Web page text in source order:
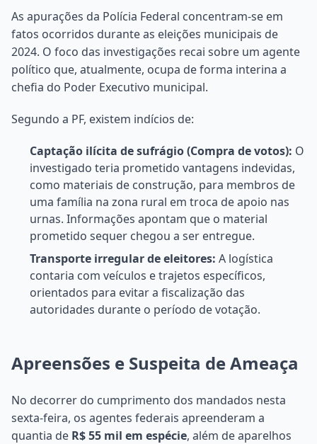
As apurações da Polícia Federal concentram-se em
fatos ocorridos durante as eleições municipais de
2024. O foco das investigações recai sobre um agente
político que, atualmente, ocupa de forma interina a
chefia do Poder Executivo municipal.
Segundo a PF, existem indícios de:
Captação ilícita de sufrágio (Compra de votos): O
investigado teria prometido vantagens indevidas,
como materiais de construção, para membros de
uma família na zona rural em troca de apoio nas
urnas. Informações apontam que o material
prometido sequer chegou a ser entregue.
Transporte irregular de eleitores: A logística
contaria com veículos e trajetos específicos,
orientados para evitar a fiscalização das
autoridades durante o período de votação.
Apreensões e Suspeita de Ameaça
No decorrer do cumprimento dos mandados nesta
sexta-feira, os agentes federais apreenderam a
quantia de R$ 55 mil em espécie, além de aparelhos